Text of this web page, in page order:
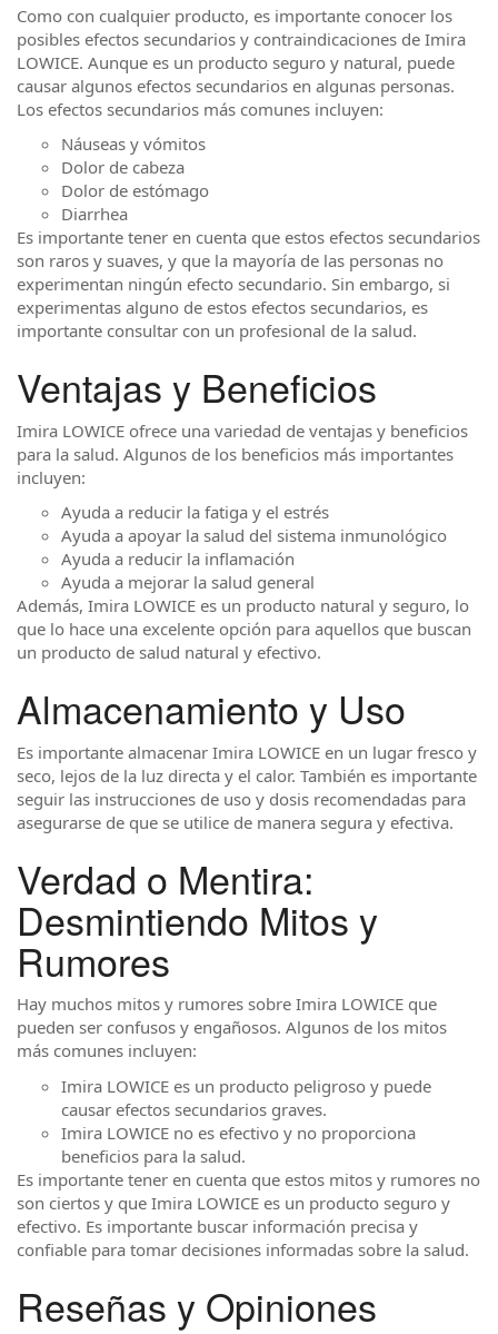
Como con cualquier producto, es importante conocer los
posibles efectos secundarios y contraindicaciones de Imira
LOWICE. Aunque es un producto seguro y natural, puede
causar algunos efectos secundarios en algunas personas.
Los efectos secundarios más comunes incluyen:
Náuseas y vómitos
Dolor de cabeza
Dolor de estómago
Diarrhea
Es importante tener en cuenta que estos efectos secundarios
son raros y suaves, y que la mayoría de las personas no
experimentan ningún efecto secundario. Sin embargo, si
experimentas alguno de estos efectos secundarios, es
importante consultar con un profesional de la salud.
Ventajas y Beneficios
Imira LOWICE ofrece una variedad de ventajas y beneficios
para la salud. Algunos de los beneficios más importantes
incluyen:
Ayuda a reducir la fatiga y el estrés
Ayuda a apoyar la salud del sistema inmunológico
Ayuda a reducir la inflamación
Ayuda a mejorar la salud general
Además, Imira LOWICE es un producto natural y seguro, lo
que lo hace una excelente opción para aquellos que buscan
un producto de salud natural y efectivo.
Almacenamiento y Uso
Es importante almacenar Imira LOWICE en un lugar fresco y
seco, lejos de la luz directa y el calor. También es importante
seguir las instrucciones de uso y dosis recomendadas para
asegurarse de que se utilice de manera segura y efectiva.
Verdad o Mentira:
Desmintiendo Mitos y
Rumores
Hay muchos mitos y rumores sobre Imira LOWICE que
pueden ser confusos y engañosos. Algunos de los mitos
más comunes incluyen:
Imira LOWICE es un producto peligroso y puede
causar efectos secundarios graves.
Imira LOWICE no es efectivo y no proporciona
beneficios para la salud.
Es importante tener en cuenta que estos mitos y rumores no
son ciertos y que Imira LOWICE es un producto seguro y
efectivo. Es importante buscar información precisa y
confiable para tomar decisiones informadas sobre la salud.
Reseñas y Opiniones